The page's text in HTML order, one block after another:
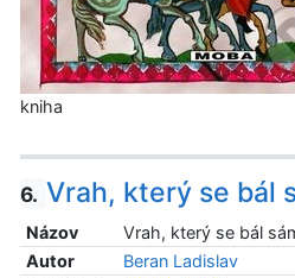
kniha
6. Vrah, který se bál
Názov
Vrah, který se bál
Autor
Beran Ladislav